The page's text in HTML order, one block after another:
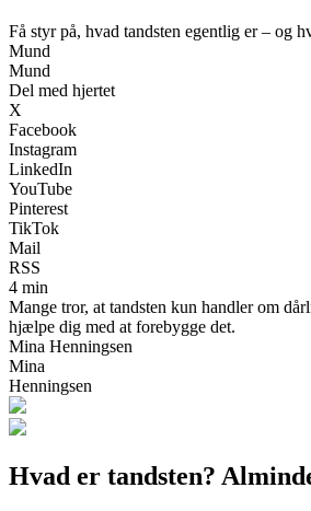
Få styr på, hvad tandsten egentlig er – og
Mund
Mund
Del med hjertet
X
Facebook
Instagram
LinkedIn
YouTube
Pinterest
TikTok
Mail
RSS
4 min
Mange tror, at tandsten kun handler om
hjælpe dig med at forebygge det.
Mina Henningsen
Mina
Henningsen
Hvad er tandsten?